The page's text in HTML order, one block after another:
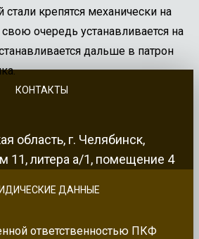
крепятся механически на
очередь устанавливается на
дальше в патрон
КОНТАКТЫ
область, г. Челябинск,
11, литера а/1, помещение 4
ДАННЫЕ
ответственностью ПКФ